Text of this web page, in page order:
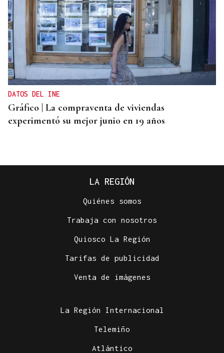
DATOS DEL INE
Gráfico | La compraventa de viviendas
experimentó su mejor junio en 19 años
La AESAN alerta de fragmentos de vidrio en
LA REGIÓN
Quiénes somos
Trabaja con nosotros
Quiosco La Región
Tarifas de publicidad
Venta de imágenes
La Región Internacional
Telemiño
Atlántico